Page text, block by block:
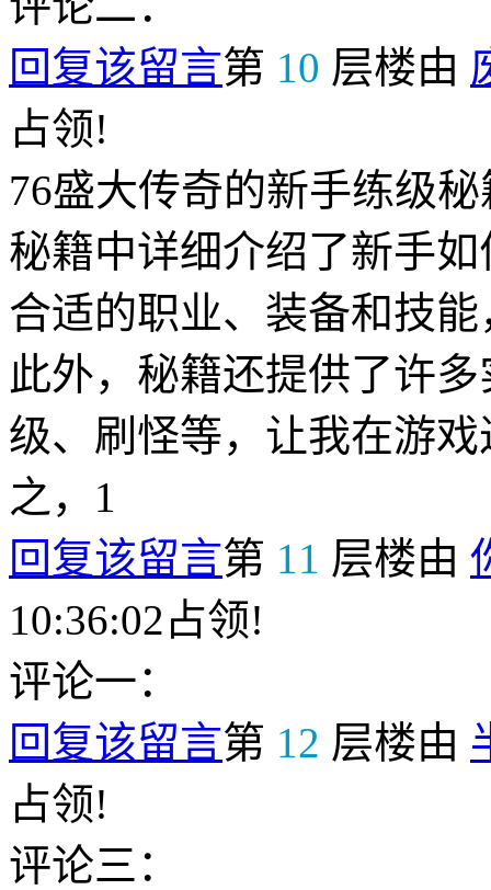
回复该留言第 10 层楼由
占领!
76盛大传奇的新手练级
秘籍中详细介绍了新手
合适的职业、装备和技
此外，秘籍还提供了许
级、刷怪等，让我在游
之，1
回复该留言第 11 层楼由
10:36:02占领!
评论一：
回复该留言第 12 层楼由
占领!
评论三：